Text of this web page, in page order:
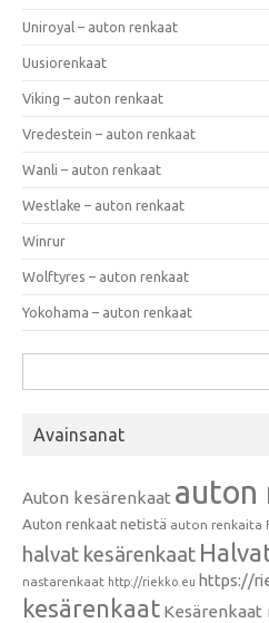
Uniroyal – auton renkaat
Uusiorenkaat
Viking – auton renkaat
Vredestein – auton renkaat
Wanli – auton renkaat
Westlake – auton renkaat
Winrur
Wolftyres – auton renkaat
Yokohama – auton renkaat
Avainsanat
Auton kesärenkaat auton
Auton renkaat netistä auton renkaita
halvat kesärenkaat
nastarenkaat http://riekko.eu https://
kesärenkaat Kesärenkaat